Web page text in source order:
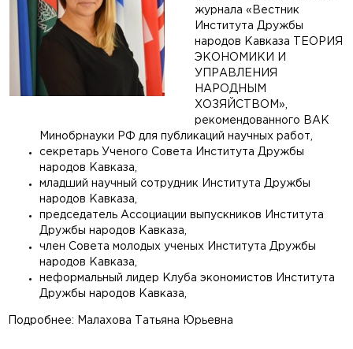
журнала «Вестник
Института Дружбы
народов Кавказа ТЕОРИЯ
ЭКОНОМИКИ И
УПРАВЛЕНИЯ
НАРОДНЫМ
ХОЗЯЙСТВОМ»,
рекомендованного ВАК
Минобрнауки РФ для публикаций научных работ,
секретарь Ученого Совета Института Дружбы
народов Кавказа,
младший научный сотрудник Института Дружбы
народов Кавказа,
председатель Ассоциации выпускников Института
Дружбы народов Кавказа,
член Совета молодых ученых Института Дружбы
народов Кавказа,
неформальный лидер Клуба экономистов Института
Дружбы народов Кавказа,
Подробнее: Малахова Татьяна Юрьевна